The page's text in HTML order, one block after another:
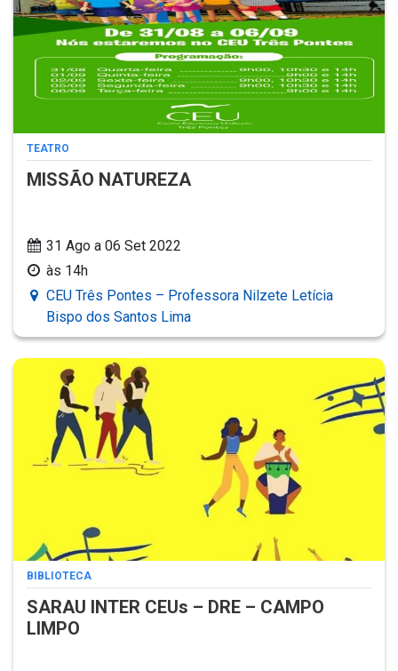
TEATRO
MISSÃO NATUREZA
31 Ago a 06 Set 2022
às 14h
CEU Três Pontes – Professora Nilzete Letícia
Bispo dos Santos Lima
BIBLIOTECA
SARAU INTER CEUs – DRE – CAMPO
LIMPO